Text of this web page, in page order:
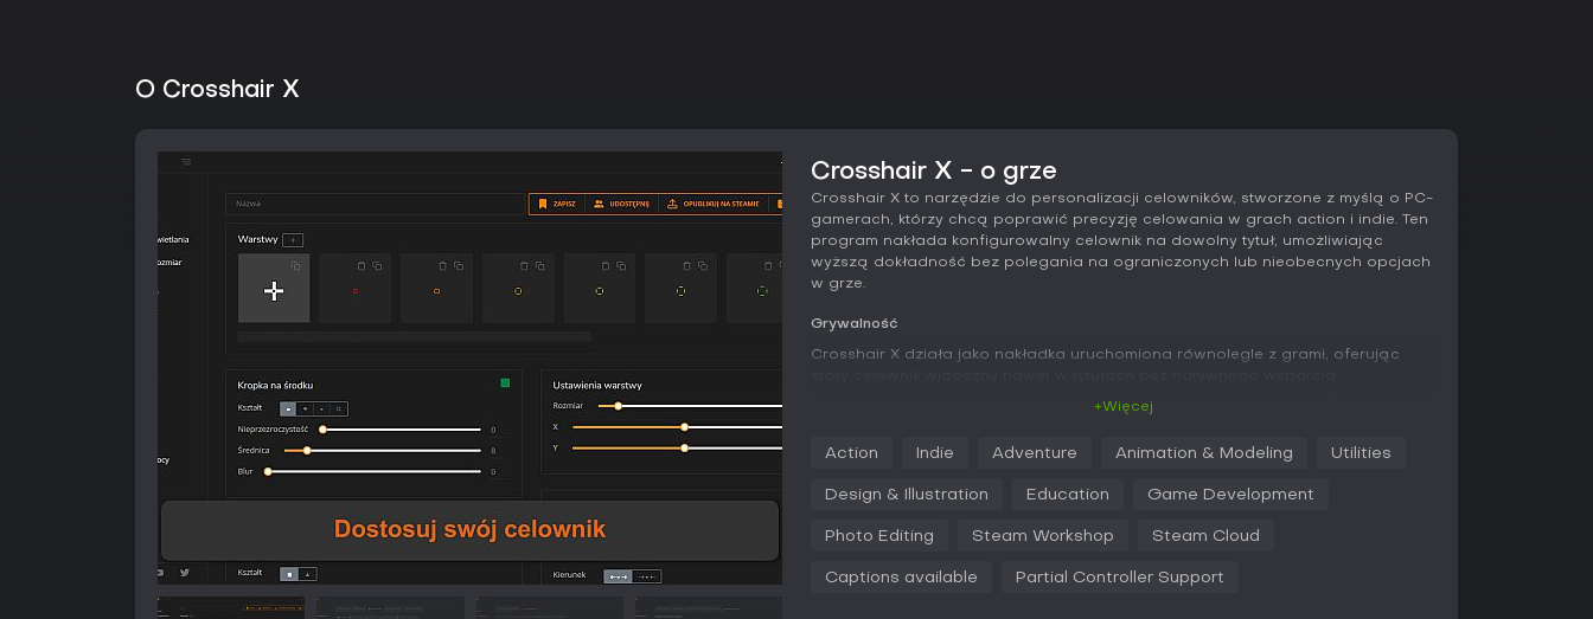
O Crosshair X
Crosshair X - o grze
Crosshair X to narzędzie do personalizacji celowników, stworzone z myślą o PC-
gamerach, którzy chcą poprawić precyzję celowania w grach action i indie. Ten
program nakłada konfigurowalny celownik na dowolny tytuł, umożliwiając
wyższą dokładność bez polegania na ograniczonych lub nieobecnych opcjach
w grze.
Grywalność
Crosshair X działa jako nakładka uruchomiona równolegle z grami, oferując
grubości, przesunięcia, koloru, rozmycia i rotacji. Centralna kropka pozwala
przezroczystość, grubość, kolor oraz rozmycie. Funkcja T-shape usuwa górną
sprawiają, że celownik rozlewa się w trakcie ognia, a precyzyjne
tryb pełnoekranowy dzięki rozszerzeniu Game Bar, gwarantując bezpieczną
nakładkę opartą na platformie Microsoftu.
+Więcej
Action Indie Adventure Animation & Modeling Utilities
Design & Illustration Education Game Development
Photo Editing Steam Workshop Steam Cloud
Captions available Partial Controller Support